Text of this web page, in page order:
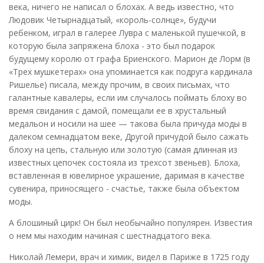
века, ничего не написал о блохах. А ведь известно, что
Людовик Четырнадцатый, «король-солнце», будучи
ребенком, играл в галерее Лувра с маленькой пушечкой, в
которую была запряжена блоха - это был подарок
будущему королю от графа Бриенского. Марион де Лорм (в
«Трех мушкетерах» она упоминается как подруга кардинала
Ришелье) писала, между прочим, в своих письмах, что
галантные кавалеры, если им случалось поймать блоху во
время свидания с дамой, помещали ее в хрустальный
медальон и носили на шее — такова была причуда моды в
далеком семнадцатом веке, Другой причудой было сажать
блоху на цепь, стальную или золотую (самая длинная из
известных цепочек состояла из трехсот звеньев). Блоха,
вставленная в ювелирное украшение, даримая в качестве
сувенира, приносящего - счастье, также была объектом
моды.
А блошиный цирк! Он был необычайно популярен. Известия
о нем мы находим начиная с шестнадцатого века.
Николай Лемери, врач и химик, видел в Париже в 1725 году